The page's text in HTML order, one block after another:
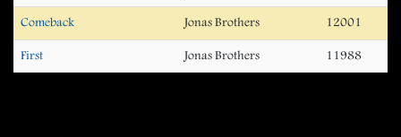
Comeback Jonas Brothers 12001
First Jonas Brothers 11988